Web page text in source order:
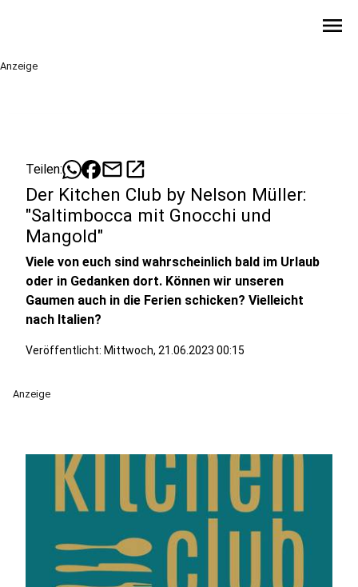
menu
Anzeige
Teilen: mailopen_in_new
Der Kitchen Club by Nelson Müller:
"Saltimbocca mit Gnocchi und
Mangold"
Viele von euch sind wahrscheinlich bald im Urlaub
oder in Gedanken dort. Können wir unseren
Gaumen auch in die Ferien schicken? Vielleicht
nach Italien?
Veröffentlicht: Mittwoch, 21.06.2023 00:15
Anzeige